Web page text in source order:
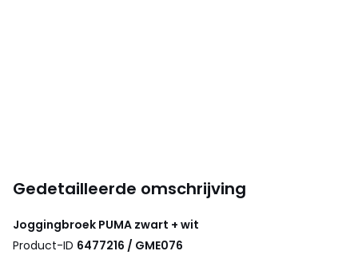
Gedetailleerde omschrijving
Joggingbroek PUMA zwart + wit
Product-ID 6477216 / GME076